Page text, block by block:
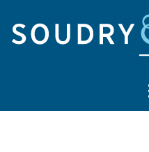
zum
Inhalt